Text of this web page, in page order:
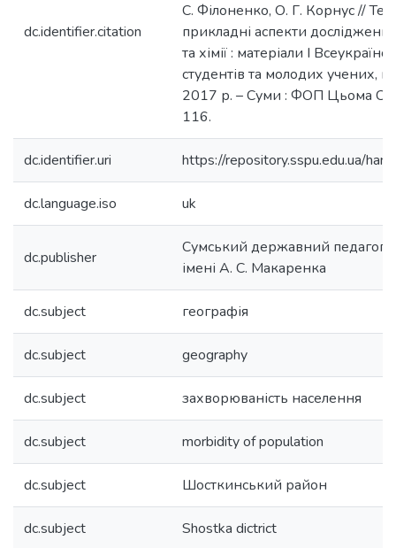
dc.identifier.citation
С. Філоненко, О. Г. Корнус //
прикладні аспекти досліджень з
та хімії : матеріали І
студентів та молодих учених,
2017 р. – Суми : ФОП Цьома С.
116.
dc.identifier.uri https://repository.sspu.edu.ua/
dc.language.iso uk
dc.publisher
Сумський державний
імені А. С. Макаренка
dc.subject географія
dc.subject geography
dc.subject захворюваність населення
dc.subject morbidity of population
dc.subject Шосткинський район
dc.subject Shostka dictrict